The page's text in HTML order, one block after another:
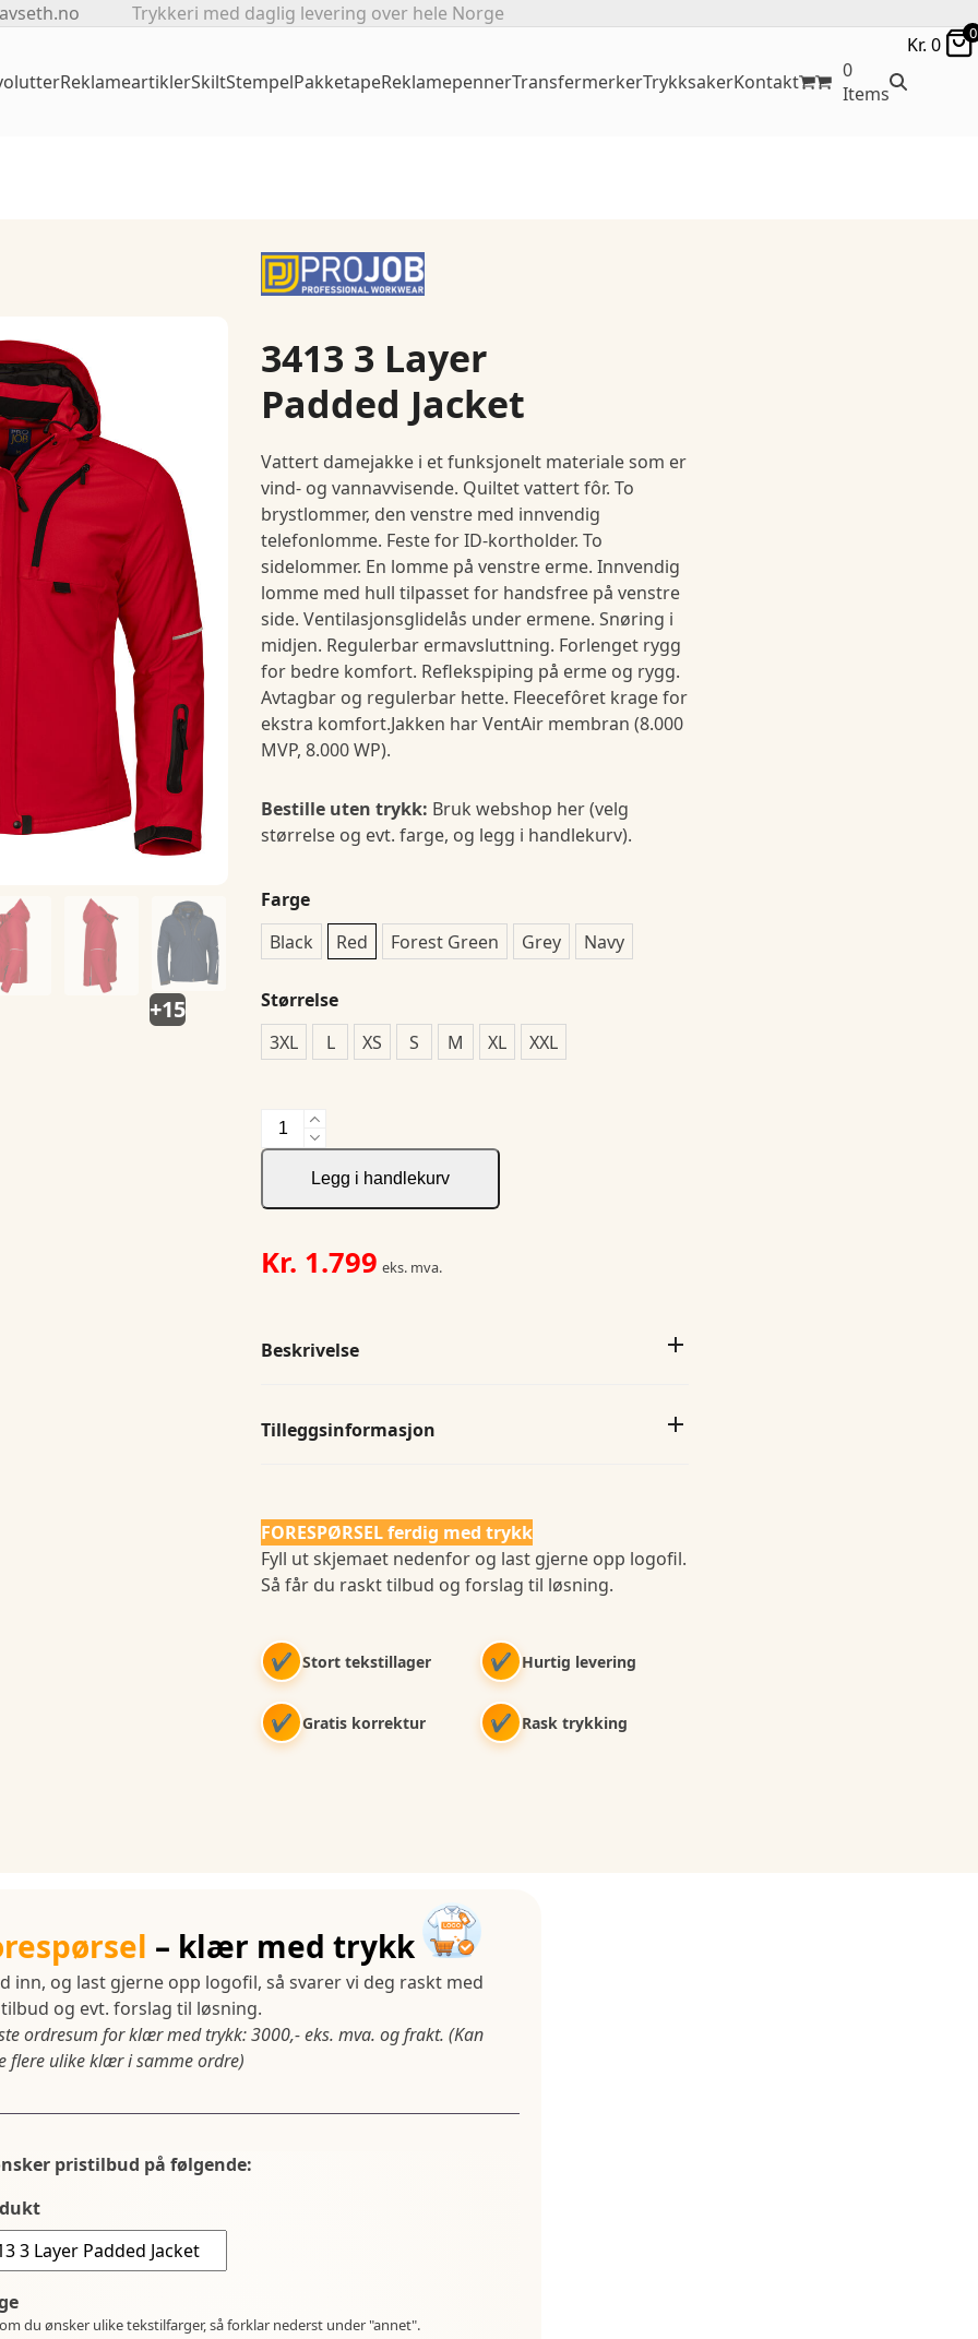
Trykkeri med daglig levering over hele Norge
ReklameartiklerSkiltStempelPakketapeReklamepennerTransfermerkerTrykksakerKontakt
0
Items
Kr. 0 0
+15
3413 3 Layer
Padded Jacket
Vattert damejakke i et funksjonelt materiale som er
vind- og vannavvisende. Quiltet vattert fôr. To
brystlommer, den venstre med innvendig
telefonlomme. Feste for ID-kortholder. To
sidelommer. En lomme på venstre erme. Innvendig
lomme med hull tilpasset for handsfree på venstre
side. Ventilasjonsglidelås under ermene. Snøring i
midjen. Regulerbar ermavsluttning. Forlenget rygg
for bedre komfort. Reflekspiping på erme og rygg.
Avtagbar og regulerbar hette. Fleecefôret krage for
ekstra komfort.Jakken har VentAir membran (8.000
MVP, 8.000 WP).
Bestille uten trykk: Bruk webshop her (velg
størrelse og evt. farge, og legg i handlekurv).
Farge
Black
Red Forest Green Grey Navy
Størrelse
3XL
L XS S M XL XXL
3413
3
Padded
antall
Legg i handlekurv
Kr. 1.799 eks. mva.
Beskrivelse
Tilleggsinformasjon
FORESPØRSEL ferdig med trykk
Fyll ut skjemaet nedenfor og last gjerne opp logofil.
Så får du raskt tilbud og forslag til løsning.
✔ Stort tekstillager ✔ Hurtig levering
✔ Gratis korrektur ✔ Rask trykking
– klær med trykk
inn, og last gjerne opp logofil, så svarer vi deg raskt med
og evt. forslag til løsning.
ordresum for klær med trykk: 3000,- eks. mva. og frakt. (Kan
flere ulike klær i samme ordre)
pristilbud på følgende:
du ønsker ulike tekstilfarger, så forklar nederst under "annet".